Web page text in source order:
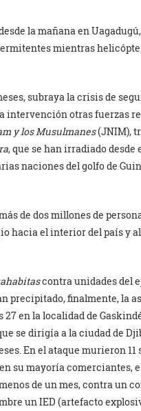
la mañana en
mientras
subraya la crisis de
intervención otras fuerzas
y los Musulmanes(JNIM),
, que se han irradiado
naciones del golfo de
de dos millones de
hacia el interior del país y
contra unidades del
precipitado, finalmente, la
en la localidad de
se dirigía a la ciudad de
En el ataque murieron
su mayoría comerciantes,
de un mes, contra un
un IED (artefacto